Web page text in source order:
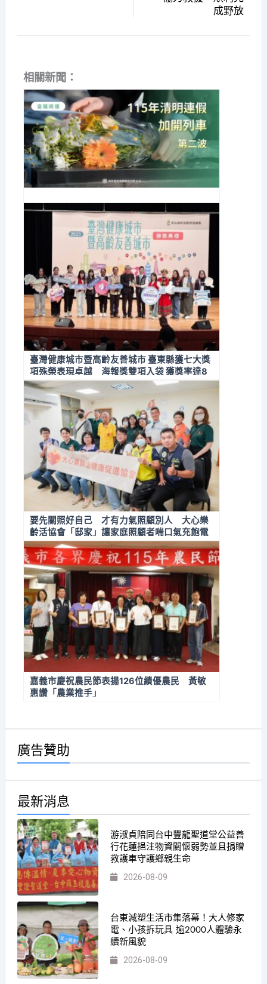
成野放
相關新聞：
臺灣健康城市暨高齡友善城市 臺東縣獲七大獎
項殊榮表現卓越 海報獎雙項入袋 獲獎率達8
7.5%
要先關照好自己 才有力氣照顧別人 大心樂
齡活協會「邸家」讓家庭照顧者喘口氣充飽電
嘉義市慶祝農民節表揚126位績優農民 黃敏
惠讚「農業推手」
廣告贊助
最新消息
游淑貞陪同台中豐龍聖道堂公益善
行花蓮挹注物資關懷弱勢並且捐贈
救護車守護鄉親生命
2026-08-09
台東減塑生活市集落幕！大人修家
電、小孩拆玩具 逾2000人體驗永
續新風貌
2026-08-09